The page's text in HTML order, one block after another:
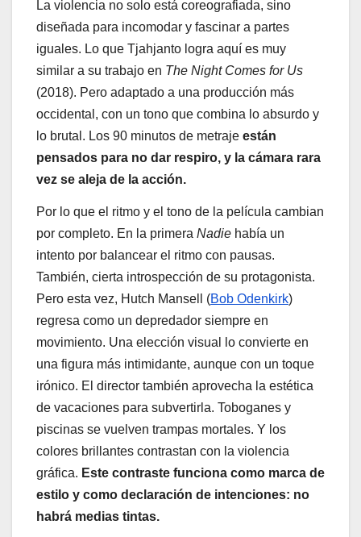
La violencia no solo está coreografiada, sino
diseñada para incomodar y fascinar a partes
iguales. Lo que Tjahjanto logra aquí es muy
similar a su trabajo en The Night Comes for Us
(2018). Pero adaptado a una producción más
occidental, con un tono que combina lo absurdo y
lo brutal. Los 90 minutos de metraje están
pensados para no dar respiro, y la cámara rara
vez se aleja de la acción.
Por lo que el ritmo y el tono de la película cambian
por completo. En la primera Nadie había un
intento por balancear el ritmo con pausas.
También, cierta introspección de su protagonista.
Pero esta vez, Hutch Mansell (Bob Odenkirk)
regresa como un depredador siempre en
movimiento. Una elección visual lo convierte en
una figura más intimidante, aunque con un toque
irónico. El director también aprovecha la estética
de vacaciones para subvertirla. Toboganes y
piscinas se vuelven trampas mortales. Y los
colores brillantes contrastan con la violencia
gráfica. Este contraste funciona como marca de
estilo y como declaración de intenciones: no
habrá medias tintas.